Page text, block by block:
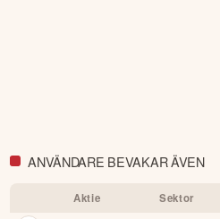
ANVÄNDARE BEVAKAR ÄVEN
Aktie Sektor